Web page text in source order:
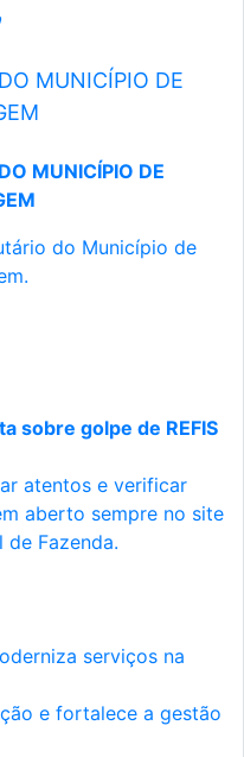
MUNICÍPIO DE
MUNICÍPIO DE
do Município de
sobre golpe de REFIS
atentos e verificar
aberto sempre no site
Fazenda.
serviços na
e fortalece a gestão